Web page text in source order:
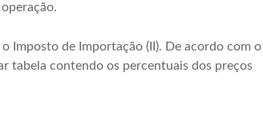
Imposto de Importação (II). De acordo com o
tabela contendo os percentuais dos preços